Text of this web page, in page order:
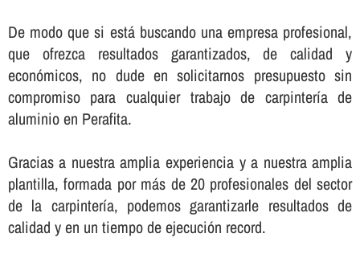
De modo que si está buscando una empresa profesional,
que ofrezca resultados garantizados, de calidad y
económicos, no dude en solicitarnos presupuesto sin
compromiso para cualquier trabajo de carpinterí­a de
aluminio en Perafita.
Gracias a nuestra amplia experiencia y a nuestra amplia
plantilla, formada por más de 20 profesionales del sector
de la carpinterí­a, podemos garantizarle resultados de
calidad y en un tiempo de ejecución record.